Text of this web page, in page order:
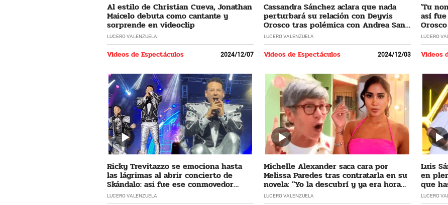
Al estilo de Christian Cueva, Jonathan
Maicelo debuta como cantante y
sorprende en videoclip
LUCERO VALENZUELA
Videos de Espectáculos 2024/12/07
Cassandra Sánchez aclara que nada
perturbará su relación con Deyvis
Orosco tras polémica con Andrea San
Martín
LUCERO VALENZUELA
Videos de Espectáculos 2024/12/03
'Tu
así
LUCERO
Videos
Ricky Trevitazzo se emociona hasta
las lágrimas al abrir concierto de
Skándalo: asi fue ese conmovedor
momento
LUCERO VALENZUELA
Michelle Alexander saca cara por
Melissa Paredes tras contratarla en su
novela: "Yo la descubrí y ya era hora
que regrese"
LUCERO VALENZUELA
Luis
en
que
LUCERO